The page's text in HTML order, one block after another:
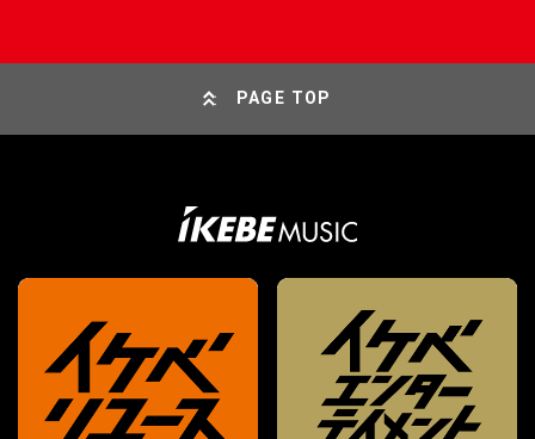
PAGE TOP